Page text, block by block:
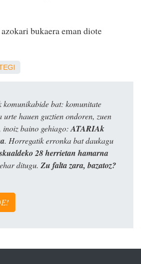
bukaera eman diote
komunikabide bat: komunitate
urte hauen guztien ondoren, zuen
inoiz baino gehiago: ATARIAk
. Horregatik erronka bat daukagu
28 herrietan hamarna
ditugu. Zu falta zara, bazatoz?